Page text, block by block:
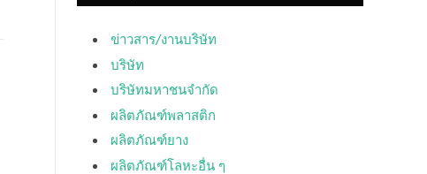
ข่าวสาร/งานบริษัท
บริษัท
บริษัทมหาชนจำกัด
ผลิตภัณฑ์พลาสติก
ผลิตภัณฑ์ยาง
ผลิตภัณฑ์โลหะอื่น ๆ